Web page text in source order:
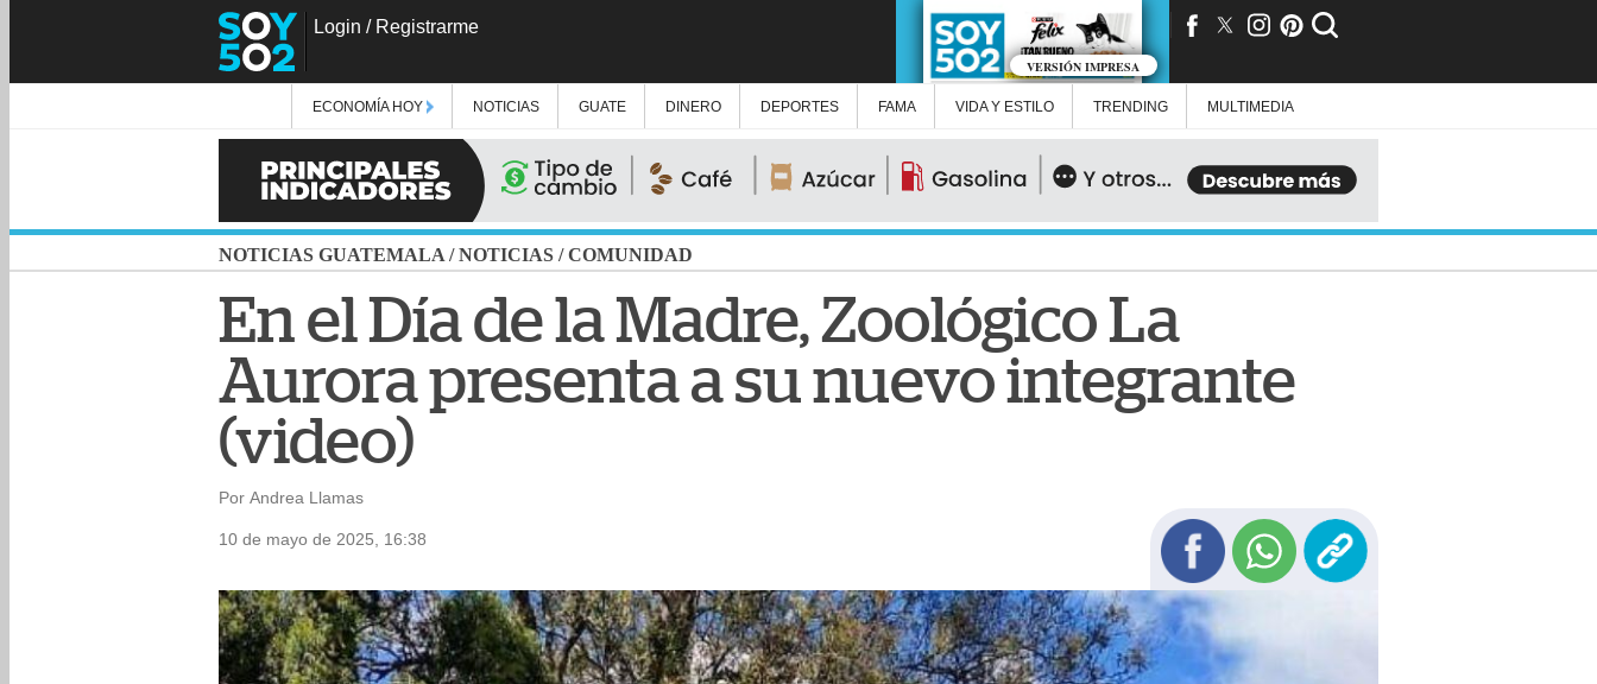
Login / Registrarme
VERSIÓN IMPRESA
ECONOMÍA HOY NOTICIAS GUATE DINERO DEPORTES FAMA VIDA Y ESTILO TRENDING MULTIMEDIA
NOTICIAS GUATEMALA /NOTICIAS /COMUNIDAD
En el Día de la Madre, Zoológico La
Aurora presenta a su nuevo integrante
(video)
Por Andrea Llamas
10 de mayo de 2025, 16:38